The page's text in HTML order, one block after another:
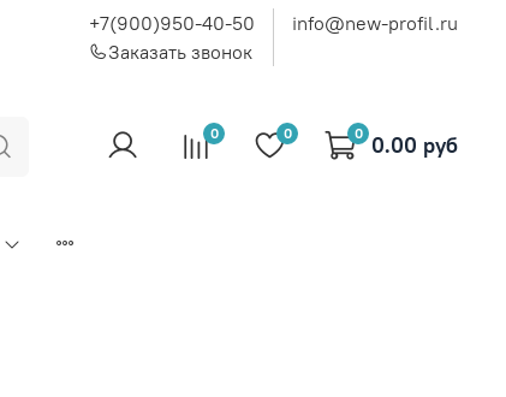
+7(900)950-40-50
Заказать звонок
info@new-profil.ru
0 0 0 0.00 руб